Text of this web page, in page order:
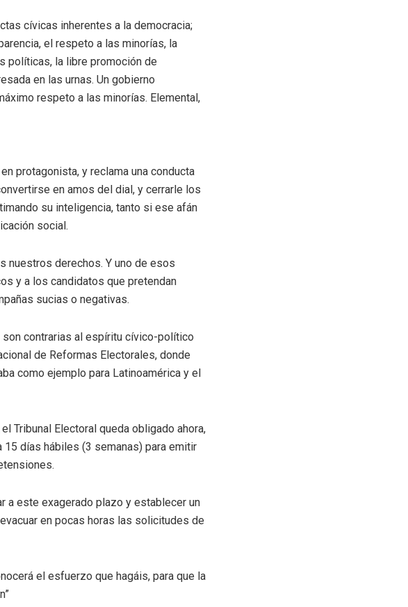
cívicas inherentes a la democracia;
el respeto a las minorías, la
políticas, la libre promoción de
en las urnas. Un gobierno
respeto a las minorías. Elemental,
protagonista, y reclama una conducta
en amos del dial, y cerrarle los
su inteligencia, tanto si ese afán
social.
nuestros derechos. Y uno de esos
y a los candidatos que pretendan
sucias o negativas.
contrarias al espíritu cívico-político
de Reformas Electorales, donde
como ejemplo para Latinoamérica y el
Tribunal Electoral queda obligado ahora,
15 días hábiles (3 semanas) para emitir
a este exagerado plazo y establecer un
en pocas horas las solicitudes de
el esfuerzo que hagáis, para que la